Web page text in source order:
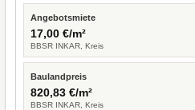
Angebotsmiete
17,00 €/m²
BBSR INKAR, Kreis
Baulandpreis
820,83 €/m²
BBSR INKAR, Kreis